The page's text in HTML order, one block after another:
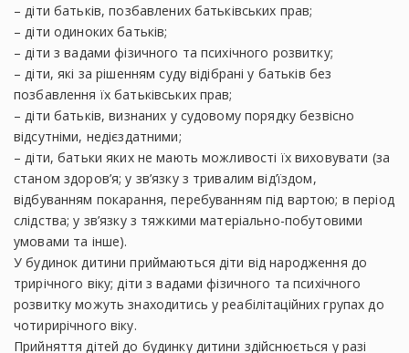
– діти батьків, позбавлених батьківських прав;
– діти одиноких батьків;
– діти з вадами фізичного та психічного розвитку;
– діти, які за рішенням суду відібрані у батьків без
позбавлення їх батьківських прав;
– діти батьків, визнаних у судовому порядку безвісно
відсутніми, недієздатними;
– діти, батьки яких не мають можливості їх виховувати (за
станом здоров’я; у зв’язку з тривалим від’їздом,
відбуванням покарання, перебуванням під вартою; в період
слідства; у зв’язку з тяжкими матеріально-побутовими
умовами та інше).
У будинок дитини приймаються діти від народження до
трирічного віку; діти з вадами фізичного та психічного
розвитку можуть знаходитись у реабілітаційних групах до
чотирирічного віку.
Прийняття дітей до будинку дитини здійснюється у разі